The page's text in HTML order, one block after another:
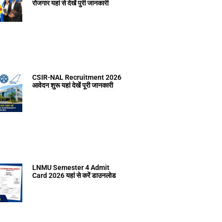
रोजगार यहां से देखें पुरी जानकारी
CSIR-NAL Recruitment 2026
आवेदन शुरू यहां देखें पूरी जानकारी
LNMU Semester 4 Admit
Card 2026 यहां से करें डाउनलोड